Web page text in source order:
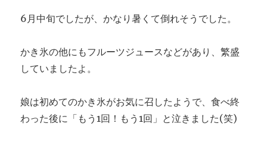
6月中旬でしたが、かなり暑くて倒れそうでした。
かき氷の他にもフルーツジュースなどがあり、繁盛
していましたよ。
娘は初めてのかき氷がお気に召したようで、食べ終
わった後に「もう1回！もう1回」と泣きました(笑)